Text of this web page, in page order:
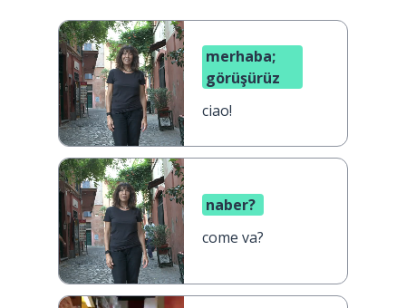
merhaba;
görüşürüz
ciao!
naber?
come va?